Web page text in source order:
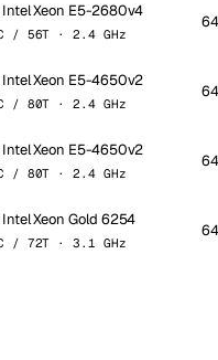
Xeon E5-2680v4
/ 56T · 2.4 GHz
Xeon E5-4650v2
/ 80T · 2.4 GHz
Xeon E5-4650v2
/ 80T · 2.4 GHz
Xeon Gold 6254
/ 72T · 3.1 GHz